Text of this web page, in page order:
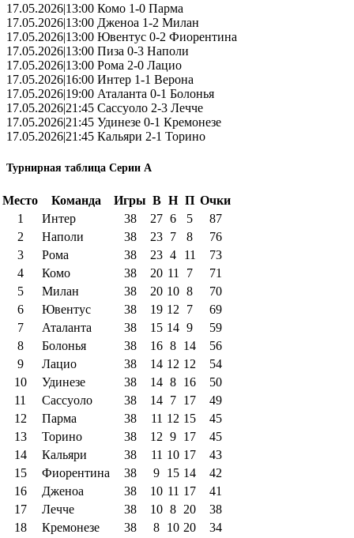
17.05.2026|13:00 Комо 1-0 Парма
17.05.2026|13:00 Дженоа 1-2 Милан
17.05.2026|13:00 Ювентус 0-2 Фиорентина
17.05.2026|13:00 Пиза 0-3 Наполи
17.05.2026|13:00 Рома 2-0 Лацио
17.05.2026|16:00 Интер 1-1 Верона
17.05.2026|19:00 Аталанта 0-1 Болонья
17.05.2026|21:45 Сассуоло 2-3 Лечче
17.05.2026|21:45 Удинезе 0-1 Кремонезе
17.05.2026|21:45 Кальяри 2-1 Торино
Турнирная таблица Серии А
Место Команда Игры В Н П Очки
1
Интер 38 27 6 5
87
2
Наполи 38 23 7 8
76
3
Рома 38 23 4 11
73
4
Комо 38 20 11 7
71
5
Милан 38 20 10 8
70
6
Ювентус 38 19 12 7
69
7
Аталанта 38 15 14 9
59
8
Болонья 38 16 8 14
56
9
Лацио 38 14 12 12
54
10
Удинезе 38 14 8 16
50
11
Сассуоло 38 14 7 17
49
12
Парма 38 11 12 15
45
13
Торино 38 12 9 17
45
14
Кальяри 38 11 10 17
43
15
Фиорентина 38 9 15 14
42
16
Дженоа 38 10 11 17
41
17
Лечче 38 10 8 20
38
18
Кремонезе 38 8 10 20
34